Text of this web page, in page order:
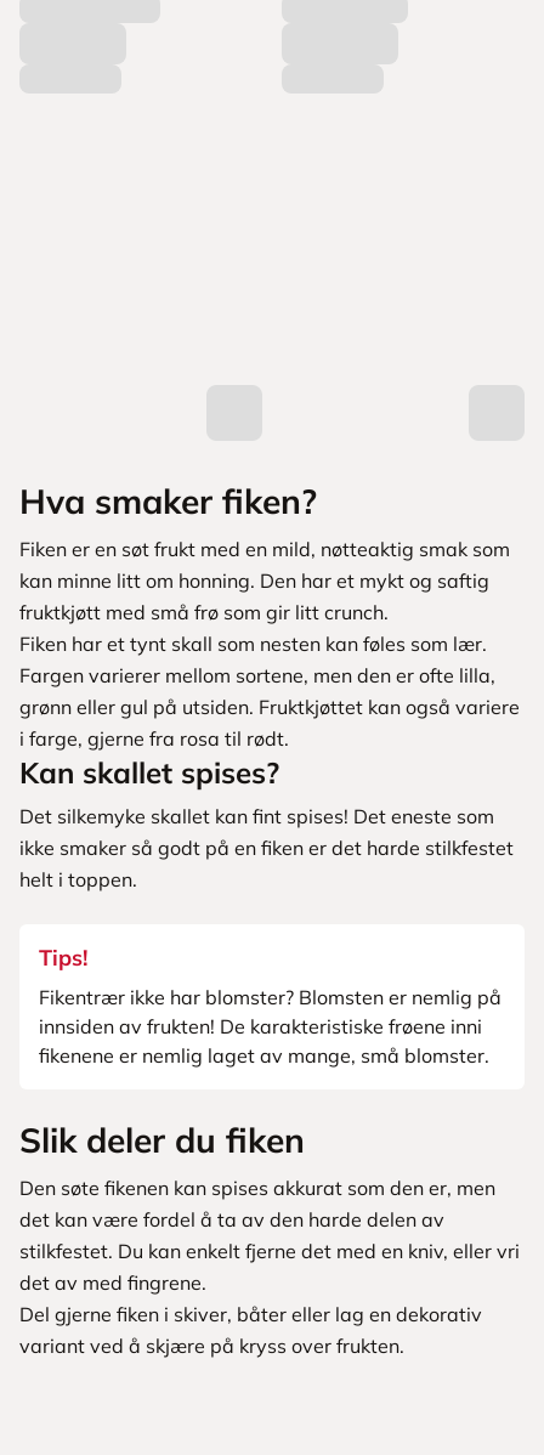
Hva smaker fiken?
Fiken er en søt frukt med en mild, nøtteaktig smak som
kan minne litt om honning. Den har et mykt og saftig
fruktkjøtt med små frø som gir litt crunch.
Fiken har et tynt skall som nesten kan føles som lær.
Fargen varierer mellom sortene, men den er ofte lilla,
grønn eller gul på utsiden. Fruktkjøttet kan også variere
i farge, gjerne fra rosa til rødt.
Kan skallet spises?
Det silkemyke skallet kan fint spises! Det eneste som
ikke smaker så godt på en fiken er det harde stilkfestet
helt i toppen.
Tips!
Fikentrær ikke har blomster? Blomsten er nemlig på
innsiden av frukten! De karakteristiske frøene inni
fikenene er nemlig laget av mange, små blomster.
Slik deler du fiken
Den søte fikenen kan spises akkurat som den er, men
det kan være fordel å ta av den harde delen av
stilkfestet. Du kan enkelt fjerne det med en kniv, eller vri
det av med fingrene.
Del gjerne fiken i skiver, båter eller lag en dekorativ
variant ved å skjære på kryss over frukten.